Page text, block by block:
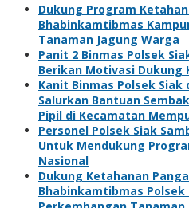
Dukung Program
Bhabinkamtibmas
Tanaman Jagung Warga
Panit 2 Binmas Polsek
Berikan Motivasi Dukung
Kanit Binmas Polsek
Salurkan Bantuan
Pipil di Kecamatan
Personel Polsek Siak
Untuk Mendukung
Nasional
Dukung Ketahanan
Bhabinkamtibmas